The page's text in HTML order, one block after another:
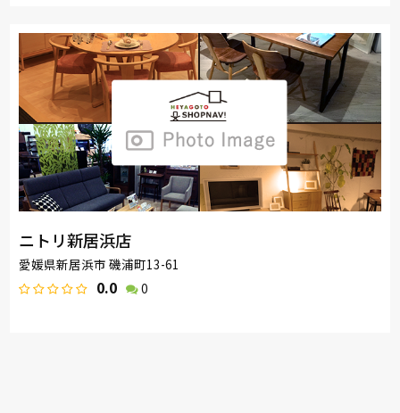
ニトリ新居浜店
愛媛県新居浜市 磯浦町13-61
0.0 0